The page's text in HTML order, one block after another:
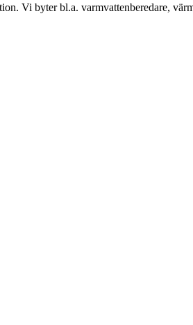
Vi byter bl.a. varmvattenberedare,